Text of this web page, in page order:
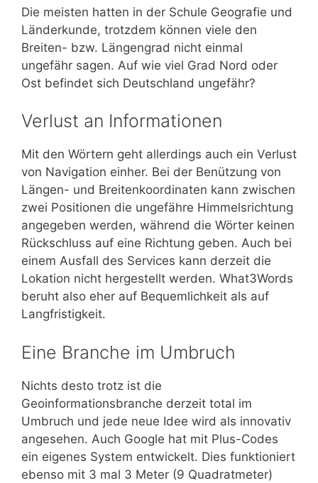
Die meisten hatten in der Schule Geografie und
Länderkunde, trotzdem können viele den
Breiten- bzw. Längengrad nicht einmal
ungefähr sagen. Auf wie viel Grad Nord oder
Ost befindet sich Deutschland ungefähr?
Verlust an Informationen
Mit den Wörtern geht allerdings auch ein Verlust
von Navigation einher. Bei der Benützung von
Längen- und Breitenkoordinaten kann zwischen
zwei Positionen die ungefähre Himmelsrichtung
angegeben werden, während die Wörter keinen
Rückschluss auf eine Richtung geben. Auch bei
einem Ausfall des Services kann derzeit die
Lokation nicht hergestellt werden. What3Words
beruht also eher auf Bequemlichkeit als auf
Langfristigkeit.
Eine Branche im Umbruch
Nichts desto trotz ist die
Geoinformationsbranche derzeit total im
Umbruch und jede neue Idee wird als innovativ
angesehen. Auch Google hat mit Plus-Codes
ein eigenes System entwickelt. Dies funktioniert
ebenso mit 3 mal 3 Meter (9 Quadratmeter)